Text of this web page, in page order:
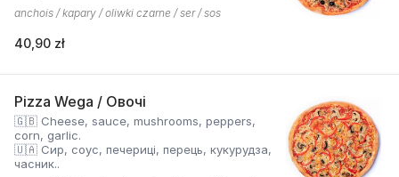
anchois / kapary / oliwki czarne / ser / sos
40,90 zł
Pizza Wega / Овочі
🇬🇧 Cheese, sauce, mushrooms, peppers,
corn, garlic.
🇺🇦 Сир, соус, печериці, перець, кукурудза,
часник..